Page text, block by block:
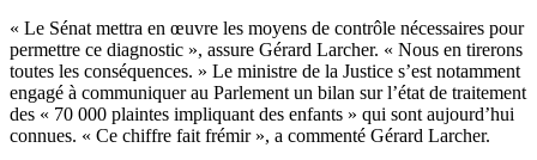
« Le Sénat mettra en œuvre les moyens de contrôle nécessaires pour
permettre ce diagnostic », assure Gérard Larcher. « Nous en tirerons
toutes les conséquences. » Le ministre de la Justice s’est notamment
engagé à communiquer au Parlement un bilan sur l’état de traitement
des « 70 000 plaintes impliquant des enfants » qui sont aujourd’hui
connues. « Ce chiffre fait frémir », a commenté Gérard Larcher.